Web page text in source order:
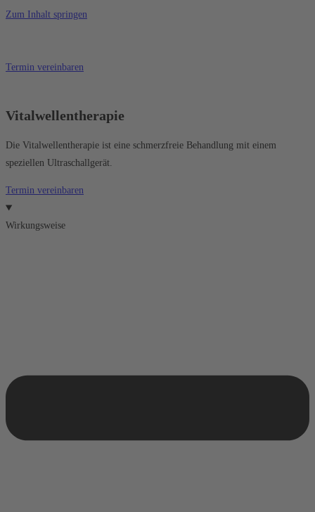
Zum Inhalt springen
Termin vereinbaren
Vitalwellentherapie
Die Vitalwellentherapie ist eine schmerzfreie Behandlung mit einem
speziellen Ultraschallgerät.
Termin vereinbaren
Wirkungsweise